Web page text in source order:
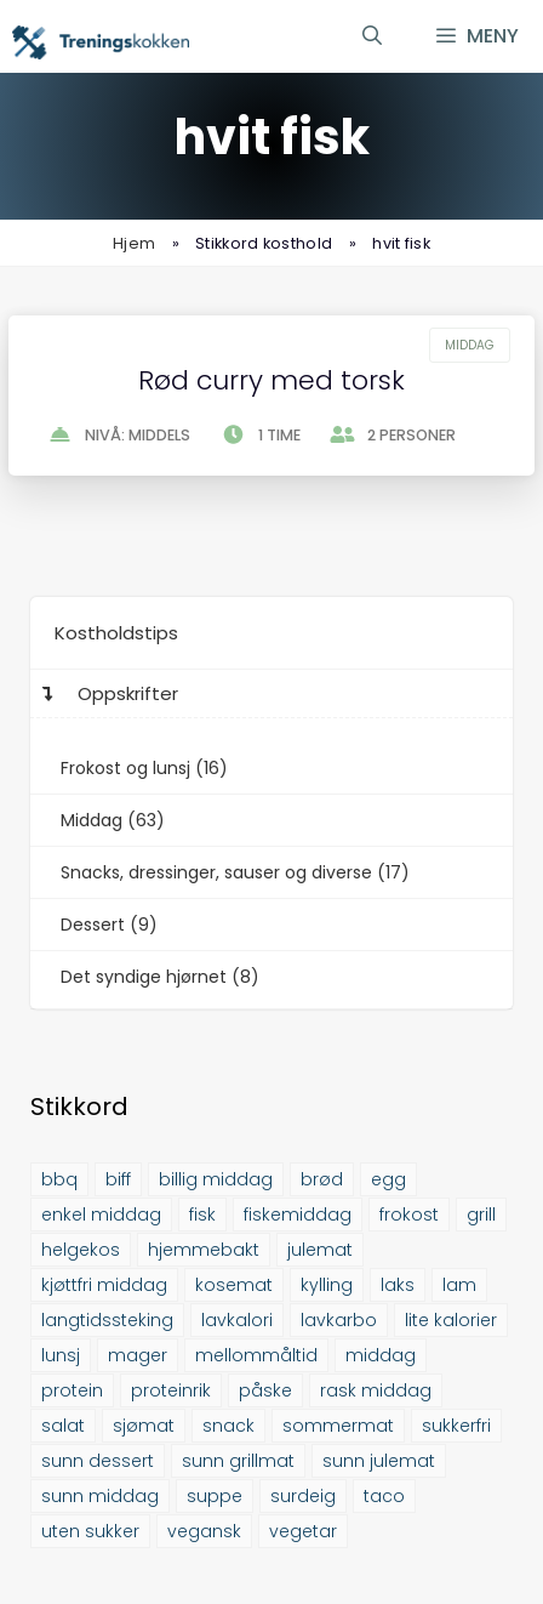
til
MENY
hvit fisk
Hjem » Stikkord kosthold » hvit fisk
Rød curry med torsk
NIVÅ: MIDDELS 1 TIME 2 PERSONER
Kostholdstips
Oppskrifter
Frokost og lunsj (16)
Middag (63)
Snacks, dressinger, sauser og diverse (17)
Dessert (9)
Det syndige hjørnet (8)
Stikkord
bbq biff billig middag brød
egg
enkel middag
fisk fiskemiddag frokost
grill
helgekos
hjemmebakt
julemat
kjøttfri middag
kosemat kylling laks
lam
langtidssteking
lavkalori lavkarbo
lite kalorier
lunsj
mager mellommåltid
middag
protein
proteinrik påske
rask middag
salat
sjømat snack sommermat
sukkerfri
sunn dessert
sunn grillmat
sunn julemat
sunn middag
suppe surdeig
taco
uten sukker
vegansk vegetar